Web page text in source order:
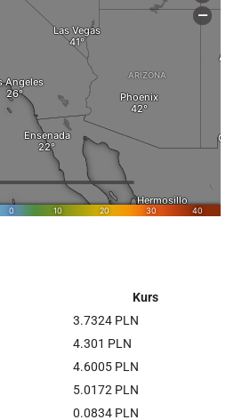
Kurs
3.7324 PLN
4.301 PLN
4.6005 PLN
5.0172 PLN
0.0834 PLN